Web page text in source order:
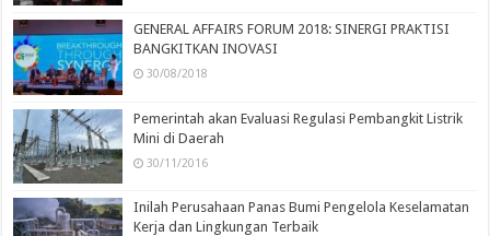
GENERAL AFFAIRS FORUM 2018: SINERGI PRAKTISI
BANGKITKAN INOVASI
30/08/2018
Pemerintah akan Evaluasi Regulasi Pembangkit Listrik
Mini di Daerah
30/11/2016
Inilah Perusahaan Panas Bumi Pengelola Keselamatan
Kerja dan Lingkungan Terbaik